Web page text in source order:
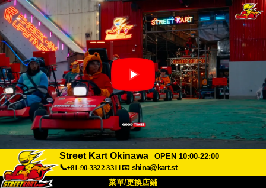
Street Kart Okinawa
OPEN 10:00-22:00
📞+81-90-3322-3311📧 shina@kart.st
菜單/更換店鋪